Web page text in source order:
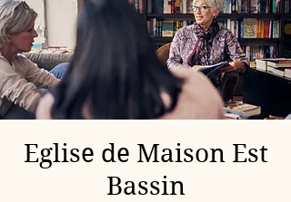
Eglise de Maison Est
Bassin